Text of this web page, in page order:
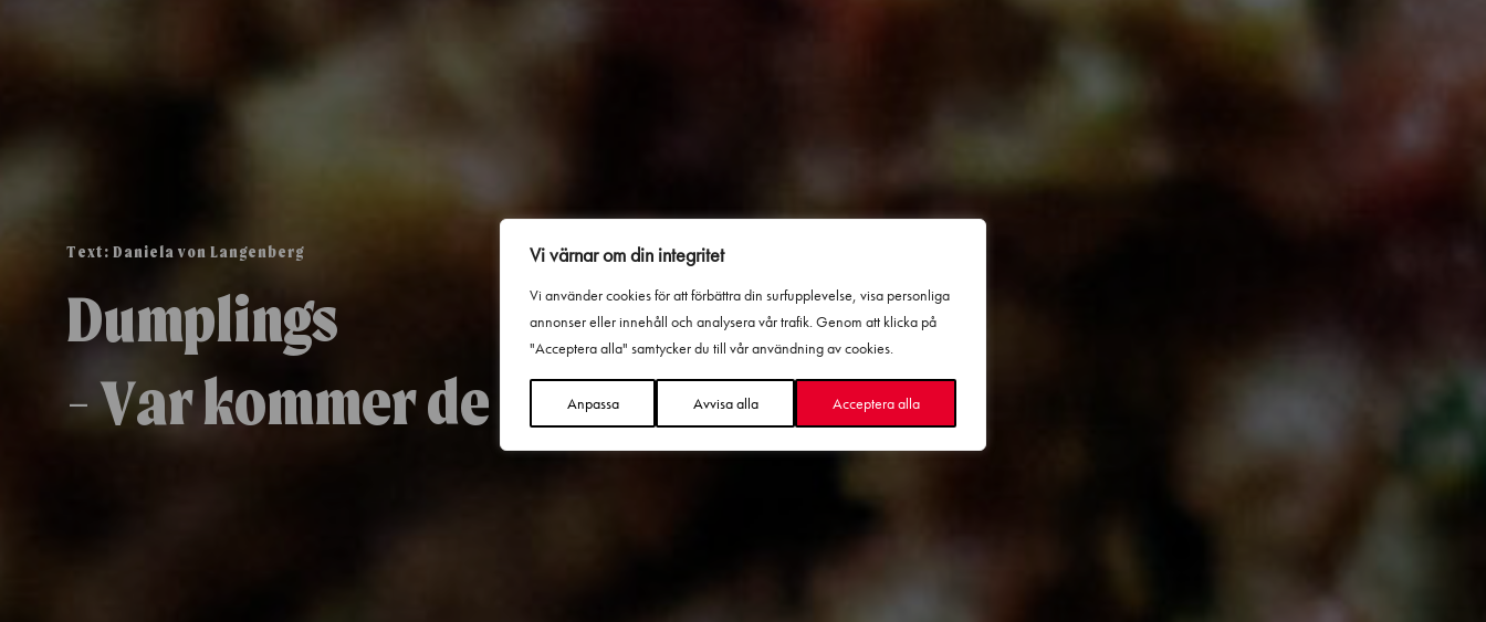
Vi värnar om din integritet
Vi använder cookies för att förbättra din surfupplevelse, visa personliga
annonser eller innehåll och analysera vår trafik. Genom att klicka på
"Acceptera alla" samtycker du till vår användning av cookies.
Anpassa Avvisa alla Acceptera alla
Text: Daniela von Langenberg
Dumplings
- Var kommer de ifrån?